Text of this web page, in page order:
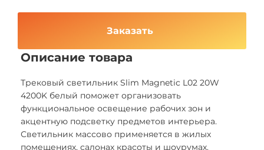
Заказать
Описание товара
Трековый светильник Slim Magnetic L02 20W
4200K белый поможет организовать
функциональное освещение рабочих зон и
акцентную подсветку предметов интерьера.
Светильник массово применяется в жилых
помещениях, салонах красоты и шоурумах.